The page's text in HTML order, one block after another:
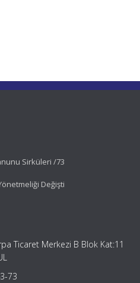
Sirküleri /73
Değişti
Ticaret Merkezi B Blok Kat:11
73